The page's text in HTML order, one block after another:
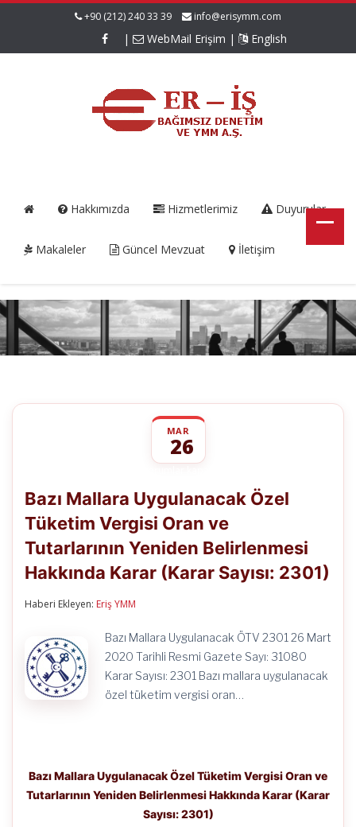
+90 (212) 240 33 39 info@erisymm.com
| WebMail Erişim | English
Hakkımızda Hizmetlerimiz Duyurular
Makaleler Güncel Mevzuat İletişim
MAR
26
Uygulanacak
Özel
Tüketim
Oran
Tutarlarının
Karar
(Karar
Sayısı:
2301)
için
Bazı Mallara Uygulanacak Özel
Tüketim Vergisi Oran ve
Tutarlarının Yeniden Belirlenmesi
Hakkında Karar (Karar Sayısı: 2301)
Haberi Ekleyen: Eriş YMM
Bazı Mallara Uygulanacak ÖTV 2301 26 Mart
2020 Tarihli Resmi Gazete Sayı: 31080
Karar Sayısı: 2301 Bazı mallara uygulanacak
özel tüketim vergisi oran…
Bazı Mallara Uygulanacak Özel Tüketim Vergisi Oran ve
Tutarlarının Yeniden Belirlenmesi Hakkında Karar (Karar
Sayısı: 2301)